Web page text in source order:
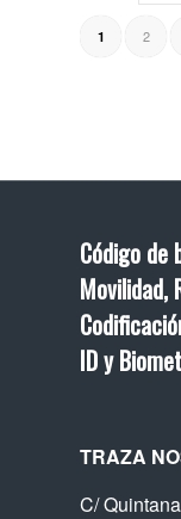
1 2
Código de
Movilidad,
ID y
TRAZA
C/